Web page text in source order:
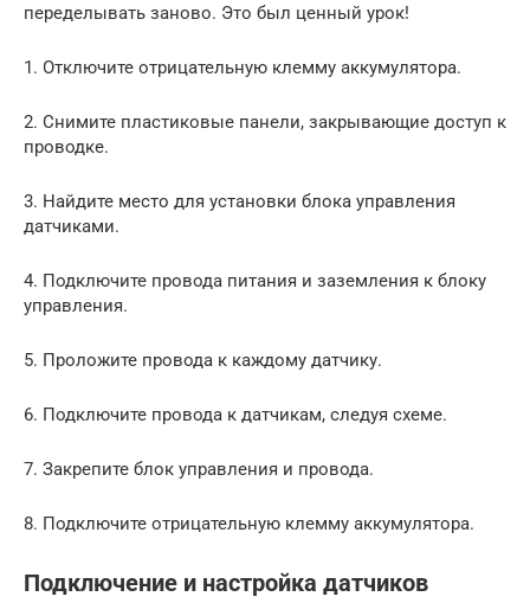
переделывать заново. Это был ценный урок!
1. Отключите отрицательную клемму аккумулятора.
2. Снимите пластиковые панели, закрывающие доступ к
проводке.
3. Найдите место для установки блока управления
датчиками.
4. Подключите провода питания и заземления к блоку
управления.
5. Проложите провода к каждому датчику.
6. Подключите провода к датчикам, следуя схеме.
7. Закрепите блок управления и провода.
8. Подключите отрицательную клемму аккумулятора.
Подключение и настройка датчиков